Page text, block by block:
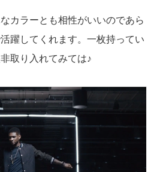
カラーとも相性がいいのであら
躍してくれます。一枚持ってい
取り入れてみては♪